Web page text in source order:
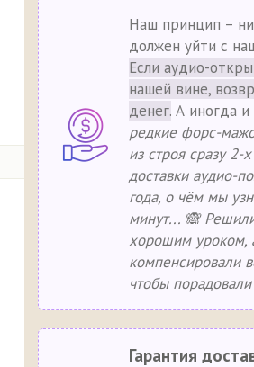
Наш принцип –
должен уйти с
Если аудио-
нашей вине,
денег. А иногда и
редкие форс-
из строя сразу 2-
доставки аудио-
года, о чём мы
минут... 🙈
хорошим уроком,
компенсировали
чтобы
Гарантия